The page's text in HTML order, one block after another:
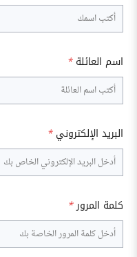
اسم العائلة *
البريد الإلكتروني *
كلمة المرور*